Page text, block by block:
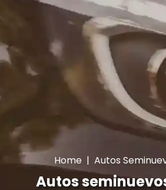
Home | Autos
Autos